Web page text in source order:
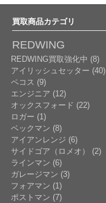
買取商品カテゴリ
REDWING
REDWING買取強化中 (8)
アイリッシュセッター (40)
ペコス (9)
エンジニア (12)
オックスフォード (22)
ロガー (1)
ベックマン (8)
アイアンレンジ (6)
サイドゴア（ロメオ） (2)
ラインマン (6)
ガレージマン (3)
フォアマン (1)
ポストマン (7)